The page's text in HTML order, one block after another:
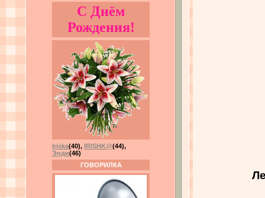
С Днём
Рождения!
Iriska(40), IRISHK@(44),
Энди(46)
ГОВОРИЛКА